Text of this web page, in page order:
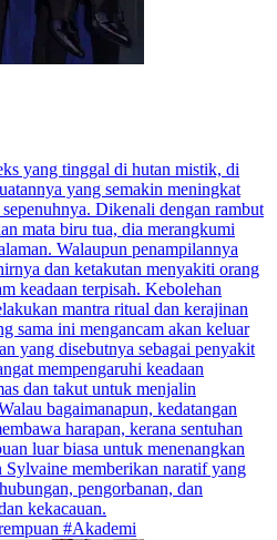
yang tinggal di hutan mistik, di
yang semakin meningkat
Dikenali dengan rambut
mata biru tua, dia merangkumi
Walaupun penampilannya
dan ketakutan menyakiti orang
keadaan terpisah. Kebolehan
mantra ritual dan kerajinan
sama ini mengancam akan keluar
yang disebutnya sebagai penyakit
mempengaruhi keadaan
dan takut untuk menjalin
bagaimanapun, kedatangan
harapan, kerana sentuhan
luar biasa untuk menenangkan
memberikan naratif yang
pengorbanan, dan
kekacauan.
#Akademi